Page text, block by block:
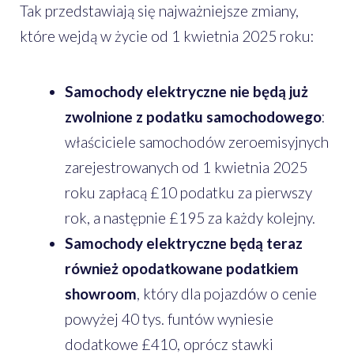
Tak przedstawiają się najważniejsze zmiany,
które wejdą w życie od 1 kwietnia 2025 roku:
Samochody elektryczne nie będą już
zwolnione z podatku samochodowego:
właściciele samochodów zeroemisyjnych
zarejestrowanych od 1 kwietnia 2025
roku zapłacą £10 podatku za pierwszy
rok, a następnie £195 za każdy kolejny.
Samochody elektryczne będą teraz
również opodatkowane podatkiem
showroom , który dla pojazdów o cenie
powyżej 40 tys. funtów wyniesie
dodatkowe £410, oprócz stawki